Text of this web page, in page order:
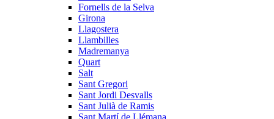
Fornells de la Selva
Girona
Llagostera
Llambilles
Madremanya
Quart
Salt
Sant Gregori
Sant Jordi Desvalls
Sant Julià de Ramis
Sant Martí de Llémana